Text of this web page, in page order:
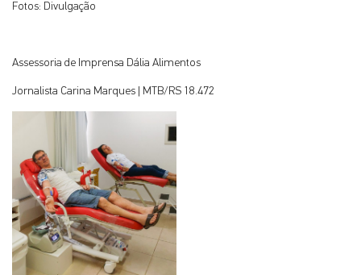
Fotos: Divulgação
Assessoria de Imprensa Dália Alimentos
Jornalista Carina Marques | MTB/RS 18.472